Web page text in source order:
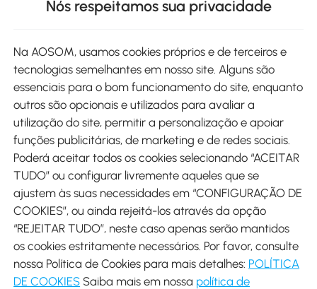
Métodos de pagamento
Envio
Descarregar Aosom App
Nós respeitamos sua privacidade
Na AOSOM, usamos cookies próprios e de terceiros e
tecnologias semelhantes em nosso site. Alguns são
essenciais para o bom funcionamento do site, enquanto
outros são opcionais e utilizados para avaliar a
utilização do site, permitir a personalização e apoiar
funções publicitárias, de marketing e de redes sociais.
Poderá aceitar todos os cookies selecionando “ACEITAR
TUDO” ou configurar livremente aqueles que se
ajustem às suas necessidades em “CONFIGURAÇÃO DE
COOKIES”, ou ainda rejeitá-los através da opção
“REJEITAR TUDO”, neste caso apenas serão mantidos
os cookies estritamente necessários. Por favor, consulte
nossa Política de Cookies para mais detalhes: POLÍTICA
DE COOKIES Saiba mais em nossa política de